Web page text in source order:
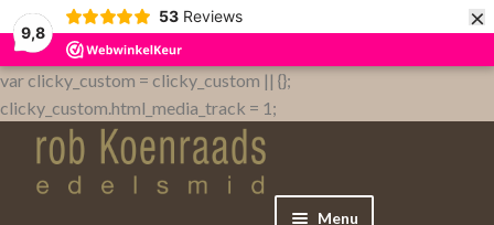
9,8
53 Reviews ×
var clicky_custom = clicky_custom || {};
clicky_custom.html_media_track = 1;
Menu